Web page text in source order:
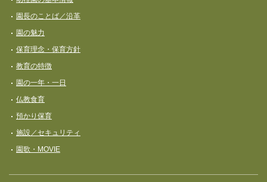
ナ
ビ
ゲ
ー
シ
ョ
ン
園長のことば／沿革
園の魅力
保育理念・保育⽅針
教育の特徴
園の一年・一日
仏教食育
預かり保育
施設／セキュリティ
園歌・MOVIE